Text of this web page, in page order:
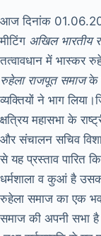
आज दिनांक
मीटिंग अखिल भारतीय
तत्वावधान में भास्कर
रुहेला राजपूत समाजके
व्यक्तियों ने भाग
क्षत्रिय महासभा के
और संचालन सचिव
से यह प्रस्ताव पारित
धर्मशाला व कुआं है
रुहेला समाज का एक
समाज की अपनी सभा